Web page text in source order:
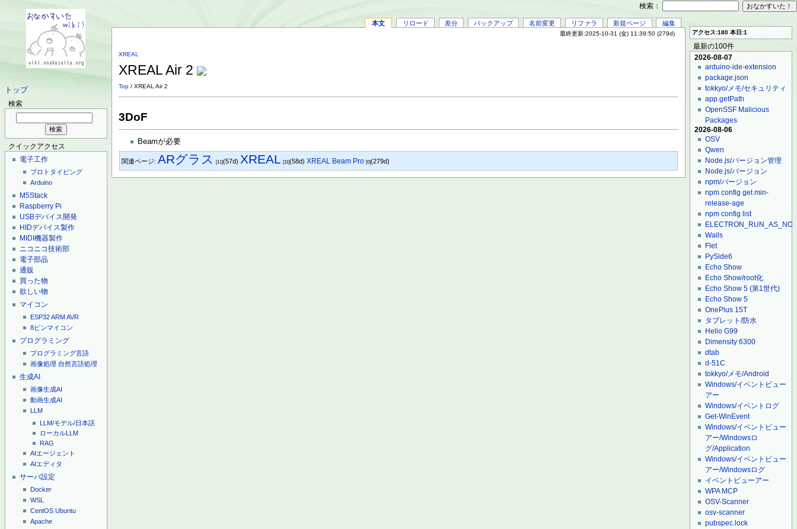
トップ
検索
クイックアクセス
電子工作
プロトタイピング
Arduino
M5Stack
Raspberry Pi
USBデバイス開発
HIDデバイス製作
MIDI機器製作
ニコニコ技術部
電子部品
通販
買った物
欲しい物
マイコン
ESP32ARMAVR
8ピンマイコン
プログラミング
プログラミング言語
画像処理 自然言語処理
生成AI
画像生成AI
動画生成AI
LLM
LLM/モデル/日本語
ローカルLLM
RAG
AIエージェント
AIエディタ
サーバ設定
Docker
WSL
CentOS Ubuntu
Apache
本文 リロード 差分 バックアップ 名前変更 リファラ 新規ページ 編集
最終更新:2025-10-31 (金) 11:39:50 (279d)
XREAL
XREAL Air 2
Top / XREAL Air 2
3DoF
Beamが必要
関連ページ:ARグラス [11](57d) XREAL [11](58d)XREAL Beam Pro [0](279d)
アクセス:180 本日:1
最新の100件
2026-08-07
arduino-ide-extension
package.json
tokkyo/メモ/セキュリティ
app.getPath
OpenSSF Malicious
Packages
2026-08-06
OSV
Qwen
Node.js/バージョン管理
Node.js/バージョン
npm/バージョン
npm config get min-
release-age
npm config list
Wails
Flet
PySide6
Echo Show
Echo Show/root化
Echo Show 5 (第1世代)
Echo Show 5
OnePlus 15T
タブレット/防水
Helio G99
Dimensity 6300
dtab
d-51C
tokkyo/メモ/Android
Windows/イベントビュー
アー
Windows/イベントログ
Get-WinEvent
Windows/イベントビュー
アー/Windowsロ
グ/Application
Windows/イベントビュー
アー/Windowsログ
イベントビューアー
WPA MCP
OSV-Scanner
osv-scanner
pubspec.lock
検索：